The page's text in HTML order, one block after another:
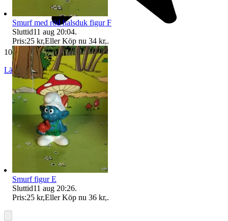
10 796 omdömen
Läs omdömen Följ
Smurf med röd halsduk figur F
Sluttid11 aug 20:04.
Pris:25 kr,Eller Köp nu 34 kr,.
Smurf figur E
Sluttid11 aug 20:26.
Pris:25 kr,Eller Köp nu 36 kr,.